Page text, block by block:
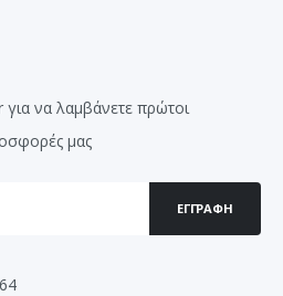
να λαμβάνετε πρώτοι
μας
ΕΓΓΡΑΦΉ